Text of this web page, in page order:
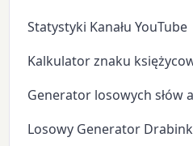
Statystyki Kanału YouTube
Kalkulator znaku
Generator losowych słów
Losowy Generator